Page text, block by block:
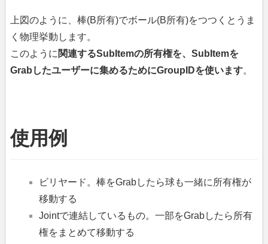
上図のように、棒(B所有)でボール(B所有)をつつくとうま
く物理挙動します。
このように 関連するSubItemの所有権を、SubItemを
Grabしたユーザーに集めるためにGroupIDを使います。
使用例
ビリヤード。棒をGrabしたら球も一緒に所有権が
移動する
Jointで連結しているもの。一部をGrabしたら所有
権をまとめて移動する